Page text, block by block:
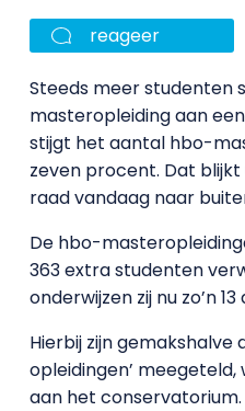
reageer
Steeds meer studenten
masteropleiding aan
stijgt het aantal hbo-
zeven procent. Dat blijkt
raad vandaag naar
De hbo-
363 extra studenten
onderwijzen zij nu zo’n
Hierbij zijn gemakshalve
opleidingen’
aan het